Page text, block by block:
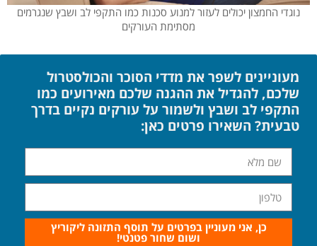
נוגדי החמצון יכולים לעזור למנוע סכנות כמו התקפי לב ושבץ שנגרמים
מסתימת העורקים
מעוניינים לשפר את מדדי הסוכר והכולסטרול
שלכם, להגדיל את ההגנה שלכם מאירועים כמו
התקפי לב ושבץ ולשמור על עורקים נקיים בדרך
טבעית? השאירו פרטים כאן:
כן, אני מעוניין בפרטים על תוסף התזונה ליקוריץ
ושום שחור פטנטי!